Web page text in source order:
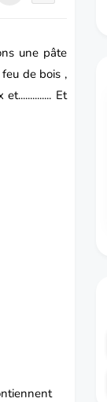
une pâte
de bois ,
Et